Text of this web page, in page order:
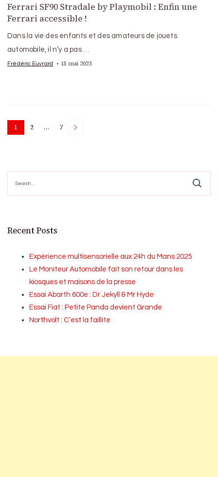
Ferrari SF90 Stradale by Playmobil : Enfin une
Ferrari accessible !
Dans la vie des enfants et des amateurs de jouets
automobile, il n’y a pas …
Frédéric Euvrard 15 mai 2023
Posts
Page
1 Page
2 … Page
7
for:
Recent Posts
Expérience multisensorielle aux 24h du Mans 2025
Le Moniteur Automobile fait son retour dans les
kiosques et maisons de la presse
Essai Abarth 600e : Dr Jekyll & Mr Hyde
Essai Fiat : Petite Panda devient Grande
Northvolt : C’est la faillite